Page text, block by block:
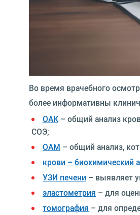
Во время врачебного
более информативны
ОАК – общий анализ
СОЭ;
ОАМ – общий анализ,
крови – биохимический
УЗИ печени – выявляет
эластометрия – для
томография – для